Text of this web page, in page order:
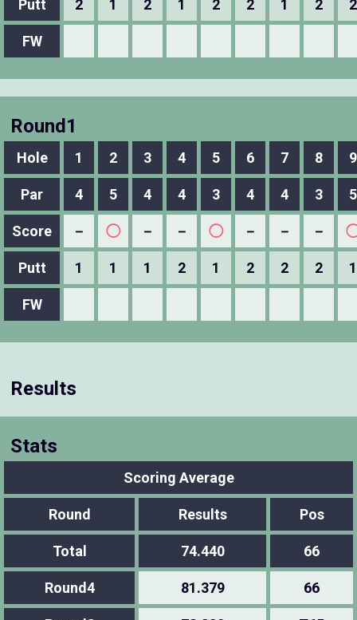
Putt 2 1 2 1 2 2 1 2 2
FW
Round1
Hole 1 2 3 4 5 6 7 8 9
Par 4 5 4 4 3 4 4 3 5
Score － ◯ － － ◯ － － －
Putt 1 1 1 2 1 2 2 2 1
FW
Results
Stats
Scoring Average
Round Results Pos
Total 74.440 66
Round4 81.379 66